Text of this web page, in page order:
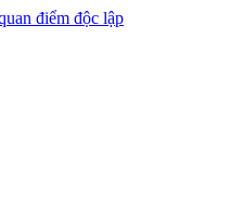
điểm độc lập